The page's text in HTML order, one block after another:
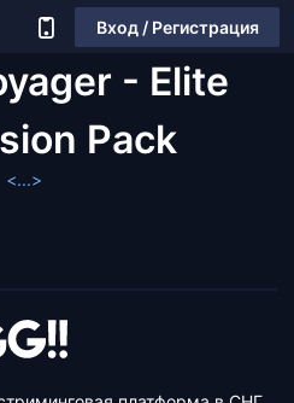
Вход / Регистрация
- Elite
Pack
<...>